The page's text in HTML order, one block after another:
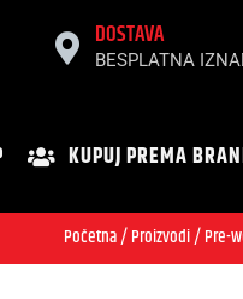
DOSTAVA
BESPLATNA
KUPUJ PREMA
Početna/Proizvodi/Pre-